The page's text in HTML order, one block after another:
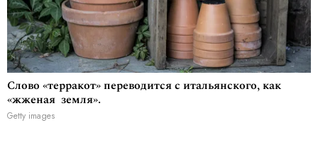
Слово «терракот» переводится с итальянского, как
«жженая земля».
Getty images